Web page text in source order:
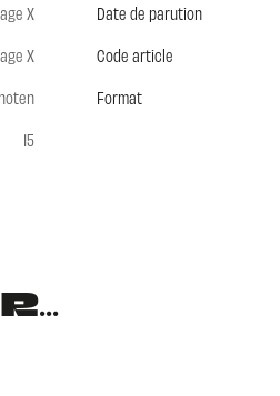
X
X
15
Date de parution
Code article
Format